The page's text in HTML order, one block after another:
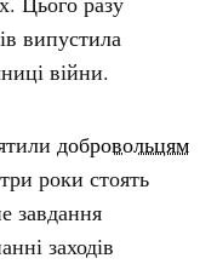
випустила
війни.
добровольцям
роки стоять
завдання
заходів